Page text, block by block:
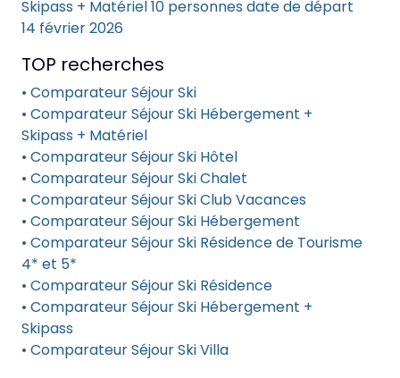
Skipass + Matériel 10 personnes date de départ
14 février 2026
TOP recherches
• Comparateur Séjour Ski
• Comparateur Séjour Ski Hébergement +
Skipass + Matériel
• Comparateur Séjour Ski Hôtel
• Comparateur Séjour Ski Chalet
• Comparateur Séjour Ski Club Vacances
• Comparateur Séjour Ski Hébergement
• Comparateur Séjour Ski Résidence de Tourisme
4* et 5*
• Comparateur Séjour Ski Résidence
• Comparateur Séjour Ski Hébergement +
Skipass
• Comparateur Séjour Ski Villa